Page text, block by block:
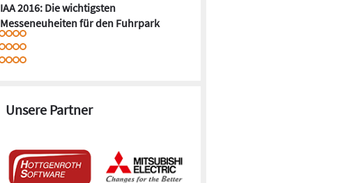
IAA 2016: Die wichtigsten
Messeneuheiten für den Fuhrpark
Unsere Partner